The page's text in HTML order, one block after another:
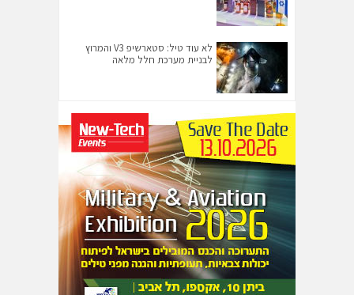
לא עוד טיל: סטארשיפ V3 והמרוץ
לבניית מערכת חלל מלאה